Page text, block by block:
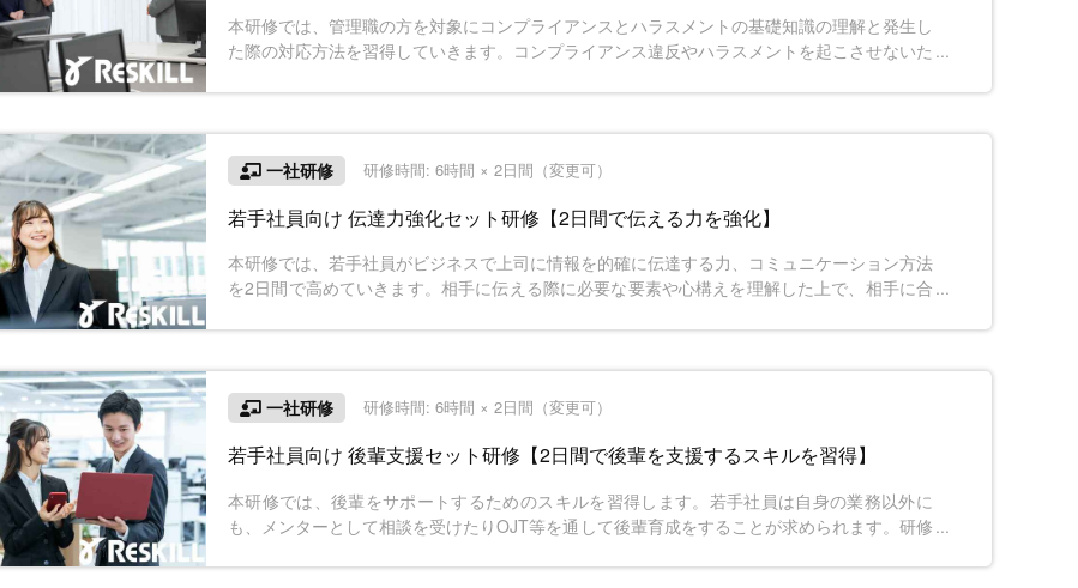
本研修では、管理職の方を対象にコンプライアンスとハラスメントの基礎知識の理解と発生し
た際の対応方法を習得していきます。コンプライアンス違反やハラスメントを起こさせないた
一社研修 研修時間: 6時間 × 2日間（変更可）
若手社員向け 伝達力強化セット研修【2日間で伝える力を強化】
本研修では、若手社員がビジネスで上司に情報を的確に伝達する力、コミュニケーション方法
を2日間で高めていきます。相手に伝える際に必要な要素や心構えを理解した上で、相手に合
き、上司との適切なコミュニケーションを行うためのスキルを習得する研修です。
一社研修 研修時間: 6時間 × 2日間（変更可）
若手社員向け 後輩支援セット研修【2日間で後輩を支援するスキルを習得】
本研修では、後輩をサポートするためのスキルを習得します。若手社員は自身の業務以外に
も、メンターとして相談を受けたりOJT等を通して後輩育成をすることが求められます。研修